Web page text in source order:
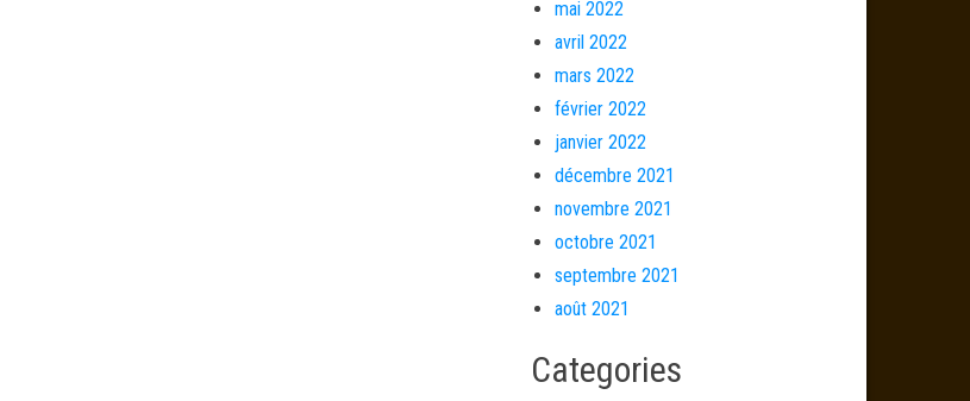
mai 2022
avril 2022
mars 2022
février 2022
janvier 2022
décembre 2021
novembre 2021
octobre 2021
septembre 2021
août 2021
Categories